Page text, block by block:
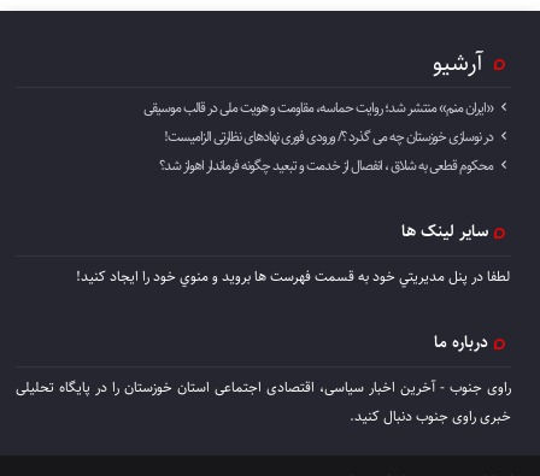
آرشیو
«ایران منم» منتشر شد؛ روایت حماسه، مقاومت و هویت ملی در قالب موسیقی
در نوسازی خوزستان چه می گذرد ؟/ ورودی فوری نهادهای نظارتی الزامیست!
محکوم قطعی به شلاق ، انفصال از خدمت و تبعید چگونه فرماندار اهواز شد؟
سایر لینک ها
لطفا در پنل مديريتي خود به قسمت فهرست ها برويد و منوي خود را ايجاد كنيد!
درباره ما
راوی جنوب - آخرین اخبار سیاسی، اقتصادی اجتماعی استان خوزستان را در پایگاه تحلیلی
خبری راوی جنوب دنبال کنید.